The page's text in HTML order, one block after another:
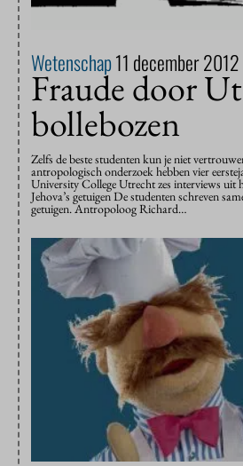
Wetenschap11 december 2012
Fraude door
bollebozen
Zelfs de beste studenten kun je niet
antropologisch onderzoek hebben vier
University College Utrecht zes interviews uit
Jehova’s getuigen De studenten schreven
getuigen. Antropoloog Richard…